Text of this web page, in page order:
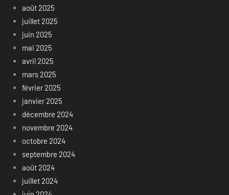
août 2025
juillet 2025
juin 2025
mai 2025
avril 2025
mars 2025
février 2025
janvier 2025
décembre 2024
novembre 2024
octobre 2024
septembre 2024
août 2024
juillet 2024